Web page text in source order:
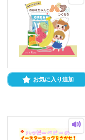
お気に入り追加